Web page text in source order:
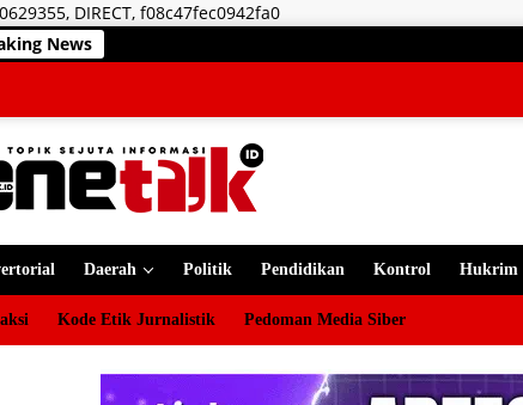
DIRECT, f08c47fec0942fa0Langsung
konten
News
Daerah Politik Pendidikan Kontrol Hukrim
Kode Etik Jurnalistik Pedoman Media Siber